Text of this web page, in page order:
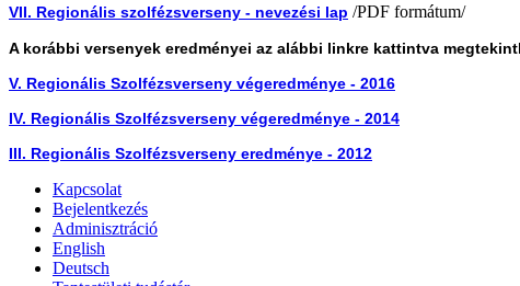
VII. Regionális szolfézsverseny - nevezési lap /PDF formátum/
A korábbi versenyek eredményei az alábbi linkre kattintva
V. Regionális Szolfézsverseny végeredménye - 2016
IV. Regionális Szolfézsverseny végeredménye - 2014
III. Regionális Szolfézsverseny eredménye - 2012
Kapcsolat
Bejelentkezés
Adminisztráció
English
Deutsch